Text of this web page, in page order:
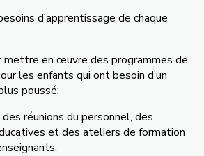
d’apprentissage de chaque
en œuvre des programmes de
les enfants qui ont besoin d’un
poussé;
réunions du personnel, des
et des ateliers de formation